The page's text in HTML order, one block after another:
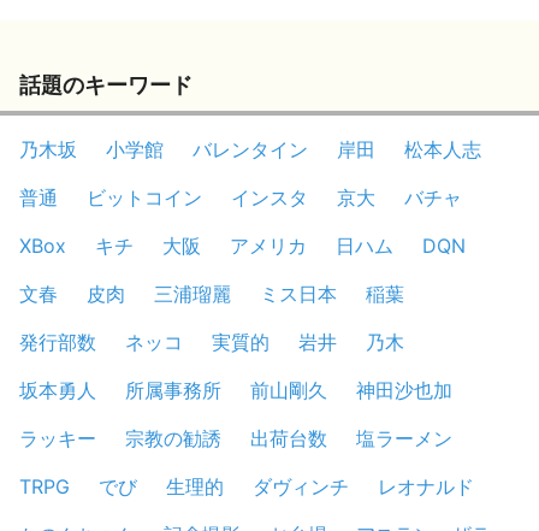
話題のキーワード
乃木坂 小学館 バレンタイン 岸田
松本人志
普通
ビットコイン インスタ 京大
バチャ
XBox
キチ 大阪 アメリカ 日ハム
DQN
文春
皮肉 三浦瑠麗 ミス日本
稲葉
発行部数
ネッコ 実質的 岩井
乃木
坂本勇人
所属事務所 前山剛久
神田沙也加
ラッキー
宗教の勧誘 出荷台数
塩ラーメン
TRPG
でび 生理的 ダヴィンチ
レオナルド